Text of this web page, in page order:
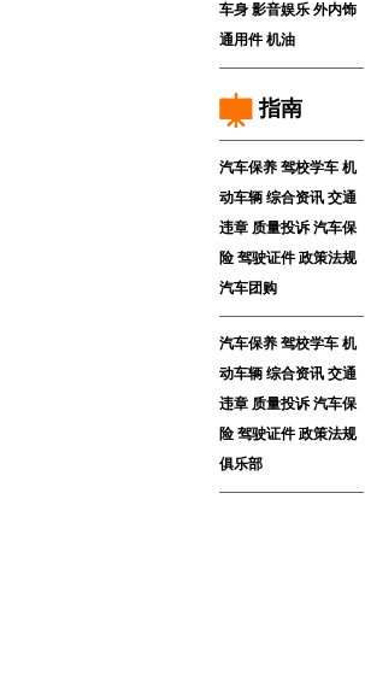
车身 影音娱乐 外内饰
通用件 机油
指南
汽车保养 驾校学车 机
动车辆 综合资讯 交通
违章 质量投诉 汽车保
险 驾驶证件 政策法规
汽车团购
汽车保养 驾校学车 机
动车辆 综合资讯 交通
违章 质量投诉 汽车保
险 驾驶证件 政策法规
俱乐部